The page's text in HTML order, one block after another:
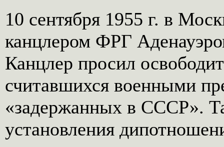
10 сентября 1955 г. в
канцлером ФРГ
Канцлер просил
считавшихся военными
«задержанных в СССР».
установления